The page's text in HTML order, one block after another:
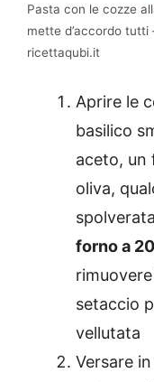
Pasta con le cozze
mette d’accordo tutti
ricettaqubi.it
Aprire le
basilico
aceto, un
oliva,
forno a
setaccio
vellutata
Versare